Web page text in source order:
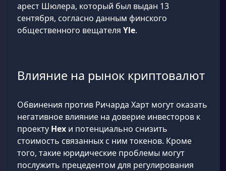
арест Шюлера, который был выдан 13
сентября, согласно данным финского
общественного вещателя Yle.
Влияние на рынок криптовалют
Обвинения против Ричарда Харт могут оказать
негативное влияние на доверие инвесторов к
проекту Hex и потенциально снизить
стоимость связанных с ним токенов. Кроме
того, такие юридические проблемы могут
послужить прецедентом для регулирования